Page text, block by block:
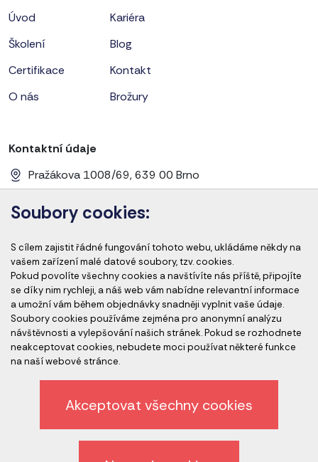
Úvod
Školení
Certifikace
O nás
Kariéra
Blog
Kontakt
Brožury
Kontaktní údaje
Pražákova 1008/69, 639 00 Brno
+420 728 656 281
info@cems-cz.com
www.cems-cz.comwww.pharmaeducation.sk
Člen skupiny
Ochrana osobních údajů
Soubory cookies:
S cílem zajistit řádné fungování tohoto webu, ukládáme někdy na
vašem zařízení malé datové soubory, tzv. cookies.
Pokud povolíte všechny cookies a navštívíte nás příště, připojíte
se díky nim rychleji, a náš web vám nabídne relevantní informace
a umožní vám během objednávky snadněji vyplnit vaše údaje.
Soubory cookies používáme zejména pro anonymní analýzu
návštěvnosti a vylepšování našich stránek. Pokud se rozhodnete
neakceptovat cookies, nebudete moci používat některé funkce
na naší webové stránce.
Akceptovat všechny cookies